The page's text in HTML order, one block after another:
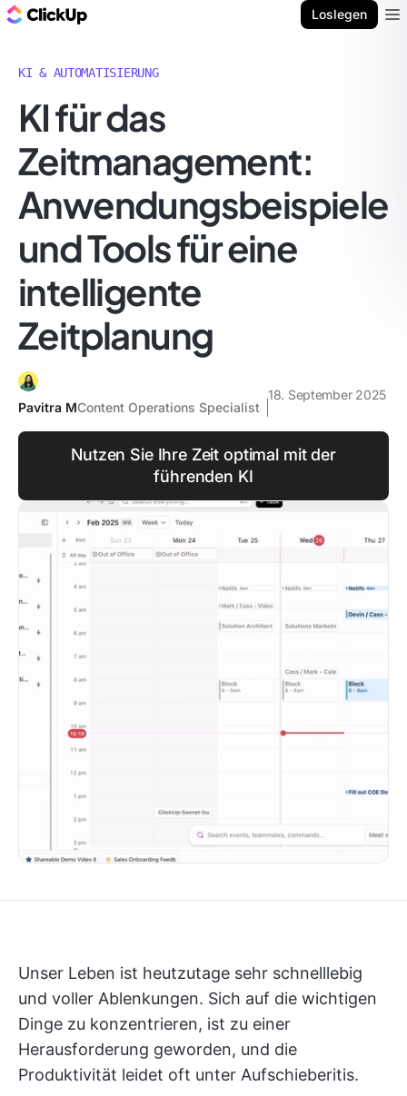
Loslegen
KI & AUTOMATISIERUNG
KI für das
Zeitmanagement:
Anwendungsbeispiele
und Tools für eine
intelligente
Zeitplanung
Pavitra MContent Operations Specialist
18. September 2025
Nutzen Sie Ihre Zeit optimal mit der
führenden KI
Unser Leben ist heutzutage sehr schnelllebig
und voller Ablenkungen. Sich auf die wichtigen
Dinge zu konzentrieren, ist zu einer
Herausforderung geworden, und die
Produktivität leidet oft unter Aufschieberitis.